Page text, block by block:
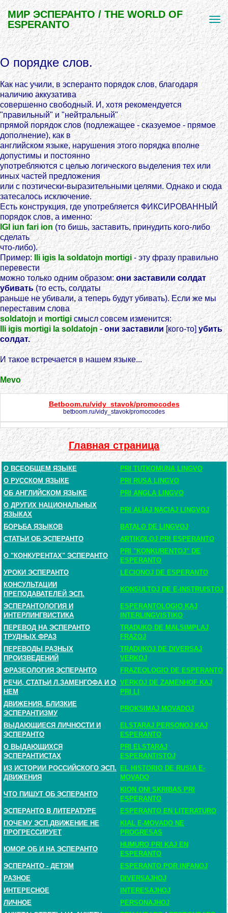
МИР ЭСПЕРАНТО / THE WORLD OF
ESPERANTO
О порядке слов.
Как нас учили, в эсперанто порядок слов, благодаря
наличию аккузатива
совершенно свободный. И, хотя рекомендуется
"правильный" и "нейтральный"
прямой порядок слов (подлежащее - сказуемое - прямое
дополнение), как в
английском языке, нарушения этого порядка вполне
допустимы и постоянно
употребляются с целью логического выделения тех или
иных частей предложения
или с поэтически-выразительными целями. Однако и сюда
затесалось исключение.
Есть конструкция, где употребляется ФИКСИРОВАННЫЙ
порядок слов, а именно:
IGI iun fari ion (то бишь, заставить, принудить кого-либо
сделать
что-либо).
Пример:Ili igis la soldatojn mortigi - эту фразу правильно
перевести
можно только одним образом:они заставили солдат
убивать (то есть, солдаты
раньше не убивали, а теперь будут убивать). Если же мы
переставим слова
soldatojnиmortigiсмысл совсем изменится:
Ili igis mortigi la soldatojn- они заставили[кого-то]убить
солдат.
И такое встречается в нашем языке...
Mevo
Betboom.ru/vidy_stavok/promocodes
betboom.ru/vidy_stavok/promocodes
Главная страница
О ВСЕОБЩЕМ ЯЗЫКЕ
PRI TUTKOMUNA LINGVO
О РУССКОМ ЯЗЫКЕ
PRI RUSA LINGVO
ОБ АНГЛИЙСКОМ ЯЗЫКЕ
PRI ANGLA LINGVO
О ДРУГИХ НАЦИОНАЛЬНЫХ
ЯЗЫКАХ
PRI ALIAJ NACIAJ LINGVOJ
БОРЬБА ЯЗЫКОВ
BATALO DE LINGVOJ
СТАТЬИ ОБ ЭСПЕРАНТО
ARTIKOLOJ PRI ESPERANTO
О "КОНКУРЕНТАХ" ЭСПЕРАНТО
PRI "KONKURENTOJ" DE
ESPERANTO
УРОКИ ЭСПЕРАНТО
LECIONOJ DE ESPERANTO
КОНСУЛЬТАЦИИ
ПРЕПОДАВАТЕЛЕЙ ЭСП.
KONSULTOJ DE E-INSTRUISTOJ
ЭСПЕРАНТОЛОГИЯ И
ИНТЕРЛИНГВИСТИКА
ESPERANTOLOGIO KAJ
INTERLINGVISTIKO
ПЕРЕВОД НА ЭСПЕРАНТО
ТРУДНЫХ ФРАЗ
TRADUKO DE MALSIMPLAJ
FRAZOJ
ПЕРЕВОДЫ РАЗНЫХ
ПРОИЗВЕДЕНИЙ
TRADUKOJ DE DIVERSAJ
VERKOJ
ФРАЗЕОЛОГИЯ ЭСПЕРАНТО
FRAZEOLOGIO DE ESPERANTO
РЕЧИ, СТАТЬИ Л.ЗАМЕНГОФА И О
НЕМ
VERKOJ DE ZAMENHOF KAJ
PRI LI
ДВИЖЕНИЯ, БЛИЗКИЕ
ЭСПЕРАНТИЗМУ
PROKSIMAJ MOVADOJ
ВЫДАЮЩИЕСЯ ЛИЧНОСТИ И
ЭСПЕРАНТО
ELSTARAJ PERSONOJ KAJ
ESPERANTO
О ВЫДАЮЩИХСЯ
ЭСПЕРАНТИСТАХ
PRI ELSTARAJ
ESPERANTISTOJ
ИЗ ИСТОРИИ РОССИЙСКОГО ЭСП.
ДВИЖЕНИЯ
EL HISTORIO DE RUSIA E-
MOVADO
ЧТО ПИШУТ ОБ ЭСПЕРАНТО
KION ONI SKRIBAS PRI
ESPERANTO
ЭСПЕРАНТО В ЛИТЕРАТУРЕ
ESPERANTO EN LITERATURO
ПОЧЕМУ ЭСП.ДВИЖЕНИЕ НЕ
ПРОГРЕССИРУЕТ
KIAL E-MOVADO NE
PROGRESAS
ЮМОР ОБ И НА ЭСПЕРАНТО
HUMURO PRI KAJ EN
ESPERANTO
ЭСПЕРАНТО - ДЕТЯМ
ESPERANTO POR INFANOJ
РАЗНОЕ
DIVERSAJHOJ
ИНТЕРЕСНОЕ
INTERESAJHOJ
ЛИЧНОЕ
PERSONAJHOJ